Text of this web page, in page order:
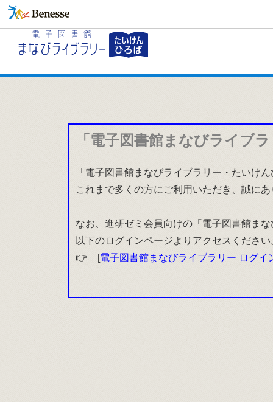
「電子図書館まなびライブ
「電子図書館まなびライブラリー・たいけ
これまで多くの方にご利用いただき、誠に
なお、進研ゼミ会員向けの「電子図書館ま
以下のログインページよりアクセスください
👉 [電子図書館まなびライブラリー ログイ